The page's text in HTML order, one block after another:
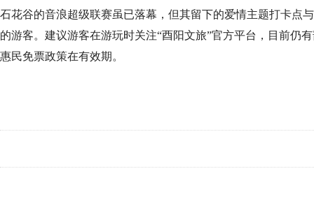
石花谷的音浪超级联赛虽已落幕，但其留下的爱情主题打卡点
的游客。建议游客在游玩时关注“酉阳文旅”官方平台，目前仍
惠民免票政策在有效期。